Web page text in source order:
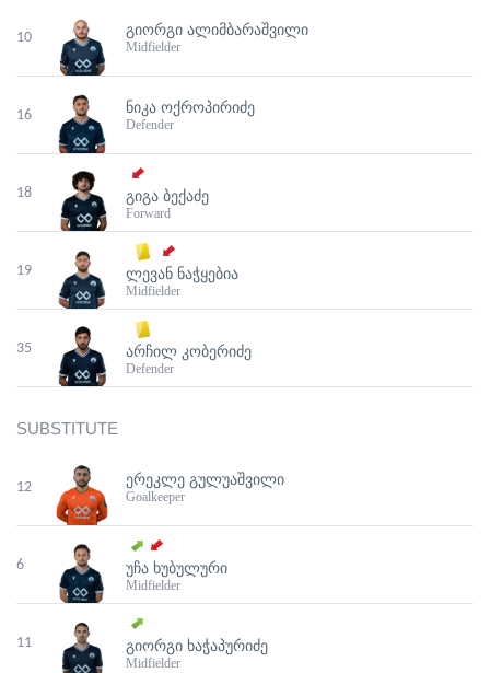
10 ᲒᲘᲝᲠᲒᲘ ᲐᲚᲘᲛᲑᲐᲠᲐᲨᲕᲘᲚᲘ
Midfielder
16 ᲜᲘᲙᲐ ᲝᲥᲠᲝᲞᲘᲠᲘᲫᲔ
Defender
18 ᲒᲘᲒᲐ ᲑᲔᲥᲐᲫᲔ
Forward
19 ᲚᲔᲕᲐᲜ ᲜᲐᲭᲧᲔᲑᲘᲐ
Midfielder
35 ᲐᲠᲩᲘᲚ ᲙᲝᲑᲔᲠᲘᲫᲔ
Defender
SUBSTITUTE
12 ᲔᲠᲔᲙᲚᲔ ᲒᲣᲚᲣᲐᲨᲕᲘᲚᲘ
Goalkeeper
6 ᲣᲩᲐ ᲮᲣᲑᲣᲚᲣᲠᲘ
Midfielder
11 ᲒᲘᲝᲠᲒᲘ ᲮᲐᲭᲐᲞᲣᲠᲘᲫᲔ
Midfielder